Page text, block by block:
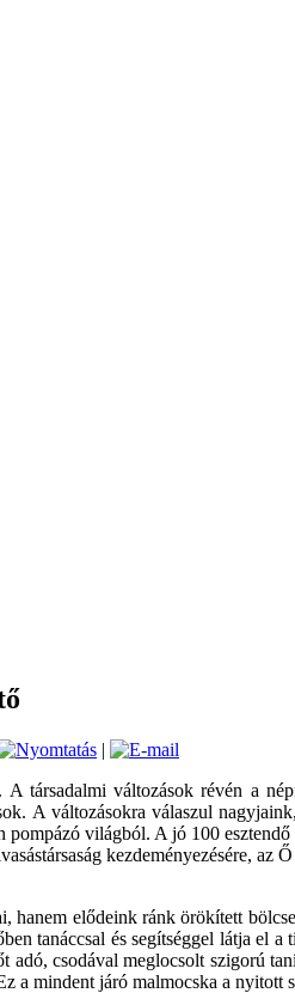
|
társadalmi változások révén a
A változásokra válaszul
pompázó világból. A jó 100
kezdeményezésére, az
hanem elődeink ránk örökített
tanáccsal és segítséggel látja el
adó, csodával meglocsolt szigorú
a mindent járó malmocska a nyitott